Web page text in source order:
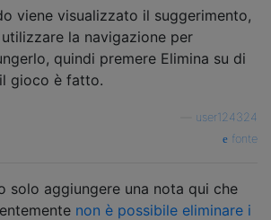
viene visualizzato il suggerimento,
la navigazione per
quindi premere Elimina su di
gioco è fatto.
user124324
fonte
solo aggiungere una nota qui che
non è possibile eliminare i